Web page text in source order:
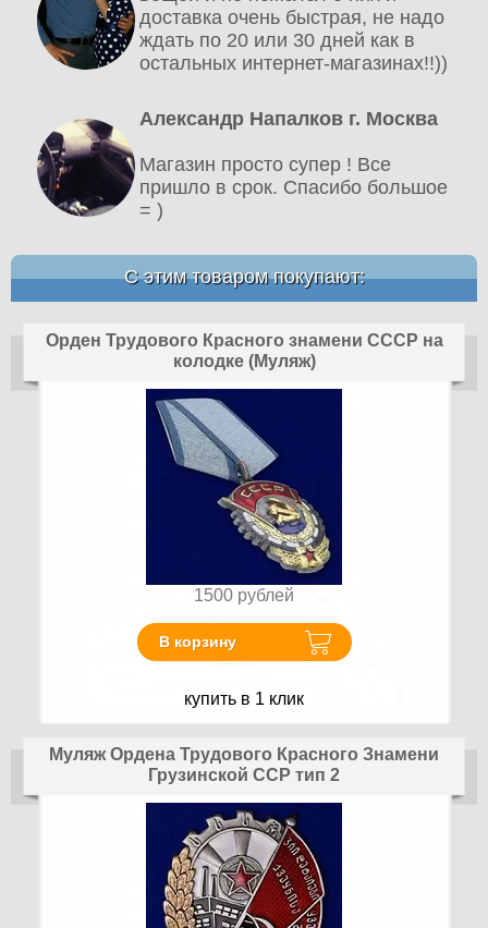
доставка очень быстрая, не надо
ждать по 20 или 30 дней как в
остальных интернет-магазинах!!))
Александр Напалков г. Москва
Магазин просто супер ! Все
пришло в срок. Спасибо большое
= )
С этим товаром покупают:
Орден Трудового Красного знамени СССР на
колодке (Муляж)
1500 рублей
В корзину
купить в 1 клик
Муляж Ордена Трудового Красного Знамени
Грузинской ССР тип 2